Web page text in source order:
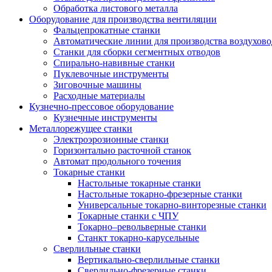
Обработка листового металла
Оборудование для производства вентиляции
Фальцепрокатные станки
Автоматические линии для производства
Станки для сборки сегментных отводов
Спирально-навивные станки
Пуклевочные инструменты
Зиговочные машины
Расходные материалы
Кузнечно-прессовое оборудование
Кузнечные инструменты
Металлорежущее станки
Электроэрозионные станки
Горизонтально расточной станок
Автомат продольного точения
Токарные станки
Настольные токарные станки
Настольные токарно-фрезерные станки
Универсальные токарно-винторезные станки
Токарные станки с ЧПУ
Токарно–револьверные станки
Станкт токарно-карусельные
Сверлильные станки
Вертикально-сверлильные станки